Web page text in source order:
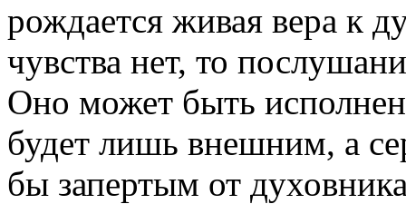
рож­дается живая вера к
чувства нет, то
Оно может быть
будет лишь внешним, а
бы запертым от